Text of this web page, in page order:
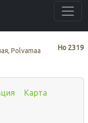
Нo 2319
Polvamaa
Карта